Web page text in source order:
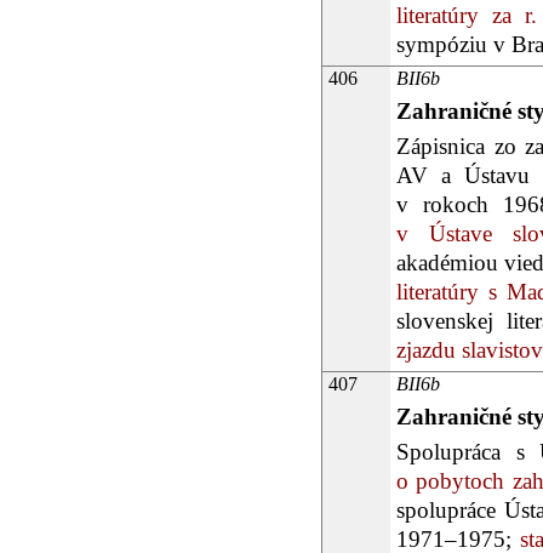
literatúry za
sympóziu v
406 BII6b
Zahraničné
Zápisnica zo
AV a Ústavu
v rokoch
v Ústave
akadémiou
literatúry s
slovenskej
zjazdu
407 BII6b
Zahraničné
Spolupráca s
o pobytoch
spolupráce
1971–1975;